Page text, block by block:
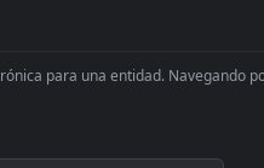
para una entidad. Navegando por